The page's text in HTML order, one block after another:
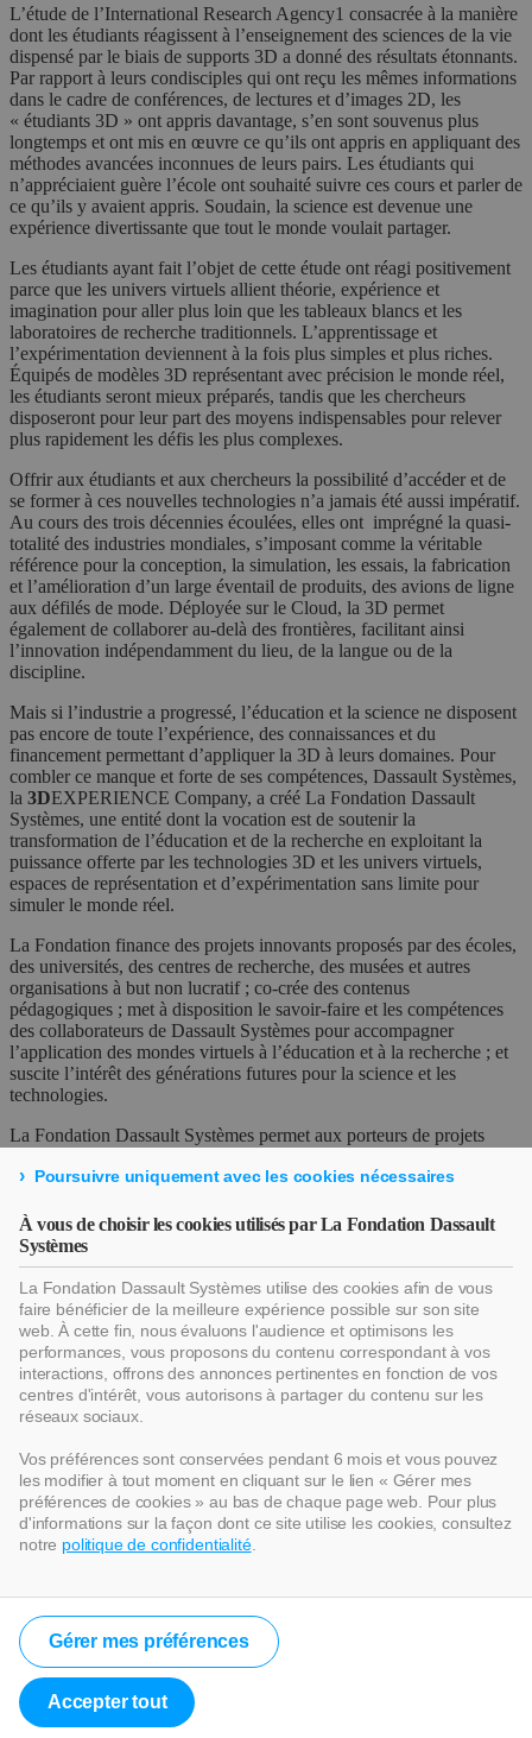
L’étude de l’International Research Agency1 consacrée à la manière
dont les étudiants réagissent à l’enseignement des sciences de la vie
dispensé par le biais de supports 3D a donné des résultats étonnants.
Par rapport à leurs condisciples qui ont reçu les mêmes informations
dans le cadre de conférences, de lectures et d’images 2D, les
« étudiants 3D » ont appris davantage, s’en sont souvenus plus
longtemps et ont mis en œuvre ce qu’ils ont appris en appliquant des
méthodes avancées inconnues de leurs pairs. Les étudiants qui
n’appréciaient guère l’école ont souhaité suivre ces cours et parler de
ce qu’ils y avaient appris. Soudain, la science est devenue une
expérience divertissante que tout le monde voulait partager.
Les étudiants ayant fait l’objet de cette étude ont réagi positivement
parce que les univers virtuels allient théorie, expérience et
imagination pour aller plus loin que les tableaux blancs et les
laboratoires de recherche traditionnels. L’apprentissage et
l’expérimentation deviennent à la fois plus simples et plus riches.
Équipés de modèles 3D représentant avec précision le monde réel,
les étudiants seront mieux préparés, tandis que les chercheurs
disposeront pour leur part des moyens indispensables pour relever
plus rapidement les défis les plus complexes.
Offrir aux étudiants et aux chercheurs la possibilité d’accéder et de
se former à ces nouvelles technologies n’a jamais été aussi impératif.
Au cours des trois décennies écoulées, elles ont imprégné la quasi-
totalité des industries mondiales, s’imposant comme la véritable
référence pour la conception, la simulation, les essais, la fabrication
et l’amélioration d’un large éventail de produits, des avions de ligne
aux défilés de mode. Déployée sur le Cloud, la 3D permet
également de collaborer au-delà des frontières, facilitant ainsi
l’innovation indépendamment du lieu, de la langue ou de la
discipline.
Mais si l’industrie a progressé, l’éducation et la science ne disposent
pas encore de toute l’expérience, des connaissances et du
financement permettant d’appliquer la 3D à leurs domaines. Pour
combler ce manque et forte de ses compétences, Dassault Systèmes,
la 3DEXPERIENCE Company, a créé La Fondation Dassault
Systèmes, une entité dont la vocation est de soutenir la
transformation de l’éducation et de la recherche en exploitant la
puissance offerte par les technologies 3D et les univers virtuels,
espaces de représentation et d’expérimentation sans limite pour
simuler le monde réel.
La Fondation finance des projets innovants proposés par des écoles,
des universités, des centres de recherche, des musées et autres
organisations à but non lucratif ; co-crée des contenus
pédagogiques ; met à disposition le savoir-faire et les compétences
des collaborateurs de Dassault Systèmes pour accompagner
l’application des mondes virtuels à l’éducation et à la recherche ; et
suscite l’intérêt des générations futures pour la science et les
technologies.
La Fondation Dassault Systèmes permet aux porteurs de projets
recherche à travers la création de contenus 3D se rattachant à leur
promouvoir davantage les disciplines fondamentales que sont les
sciences, la technologie, l’ingénierie et les mathématiques (STIM)
auprès des élèves et étudiants.
La Fondation Dassault Systèmes s’appuie sur la puissance de
l’expérience pour soutenir la transformation de l’apprentissage et de
la découverte — et, à terme, repousser les limites de la connaissance
au bénéfice du plus grand nombre. Partout, les entreprises cherchent
à employer des personnes affichant de solides compétences. C’est
pourquoi l’objectif ultime de La Fondation est d’aider les hommes et
de contribuer à un monde durable et à l’évolution de la société dans
laquelle ils vivent.
Pour en savoir plus ou pour soumettre un projet, visitez le site
Bibliographie :
1 The 3D in Education White Paper
2011
Poursuivre uniquement avec les cookies nécessaires
À vous de choisir les cookies utilisés par La Fondation Dassault
Systèmes
La Fondation Dassault Systèmes utilise des cookies afin de vous
faire bénéficier de la meilleure expérience possible sur son site
web. À cette fin, nous évaluons l'audience et optimisons les
performances, vous proposons du contenu correspondant à vos
interactions, offrons des annonces pertinentes en fonction de vos
centres d'intérêt, vous autorisons à partager du contenu sur les
réseaux sociaux.
Vos préférences sont conservées pendant 6 mois et vous pouvez
les modifier à tout moment en cliquant sur le lien « Gérer mes
préférences de cookies » au bas de chaque page web. Pour plus
d'informations sur la façon dont ce site utilise les cookies, consultez
notre politique de confidentialité.
Accepter tout
Gérer mes préférences